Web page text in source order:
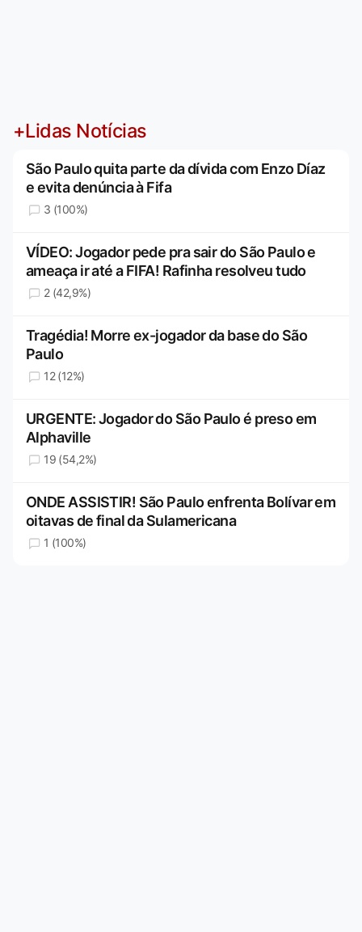
+Lidas Notícias
São Paulo quita parte da dívida com Enzo Díaz
e evita denúncia à Fifa
3 (100%)
VÍDEO: Jogador pede pra sair do São Paulo e
ameaça ir até a FIFA! Rafinha resolveu tudo
2 (42,9%)
Tragédia! Morre ex-jogador da base do São
Paulo
12 (12%)
URGENTE: Jogador do São Paulo é preso em
Alphaville
19 (54,2%)
ONDE ASSISTIR! São Paulo enfrenta Bolívar em
oitavas de final da Sulamericana
1 (100%)